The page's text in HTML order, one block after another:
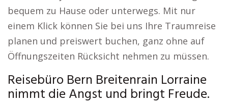
bequem zu Hause oder unterwegs. Mit nur
einem Klick können Sie bei uns Ihre Traumreise
planen und preiswert buchen, ganz ohne auf
Öffnungszeiten Rücksicht nehmen zu müssen.
Reisebüro Bern Breitenrain Lorraine
nimmt die Angst und bringt Freude.